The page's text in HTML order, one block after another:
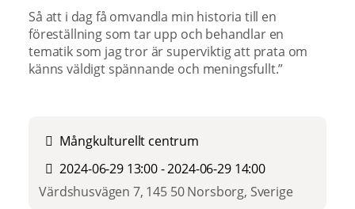
Så att i dag få omvandla min historia till en
föreställning som tar upp och behandlar en
tematik som jag tror är superviktig att prata om
känns väldigt spännande och meningsfullt.”
Mångkulturellt centrum
2024-06-29 13:00 - 2024-06-29 14:00
Värdshusvägen 7, 145 50 Norsborg, Sverige